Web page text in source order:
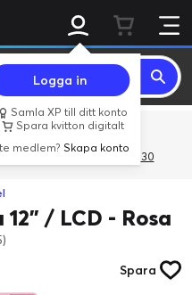
Logga in
Samla XP till ditt konto
Spara kvitton digitalt
medlem?Skapa konto
800 kr.
med rabattkoden 3Gives30
/ LCD - Rosa
Spara